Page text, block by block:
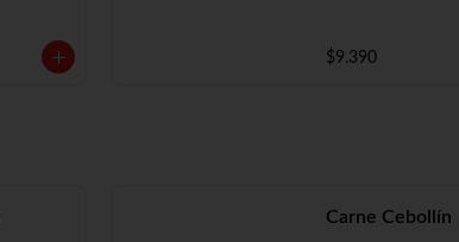
$9.390
Carne Cebollín